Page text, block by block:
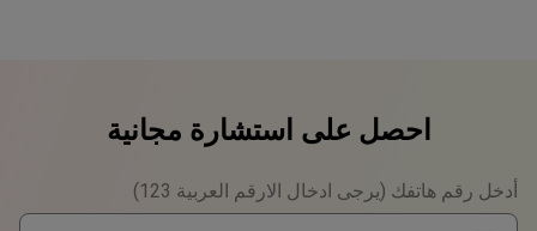
احصل على استشارة مجانية
أدخل رقم هاتفك (يرجى ادخال الارقم العربية 123)